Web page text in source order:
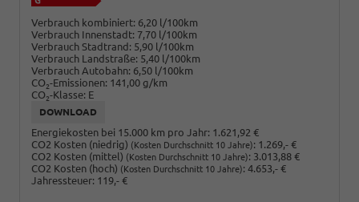
Verbrauch kombiniert: 6,20 l/100km
Verbrauch Innenstadt: 7,70 l/100km
Verbrauch Stadtrand: 5,90 l/100km
Verbrauch Landstraße: 5,40 l/100km
Verbrauch Autobahn: 6,50 l/100km
CO2-Emissionen: 141,00 g/km
CO2-Klasse: E
DOWNLOAD
Energiekosten bei 15.000 km pro Jahr: 1.621,92 €
CO2 Kosten (niedrig) (Kosten Durchschnitt 10 Jahre): 1.269,- €
CO2 Kosten (mittel) (Kosten Durchschnitt 10 Jahre): 3.013,88 €
CO2 Kosten (hoch) (Kosten Durchschnitt 10 Jahre): 4.653,- €
Jahressteuer: 119,- €